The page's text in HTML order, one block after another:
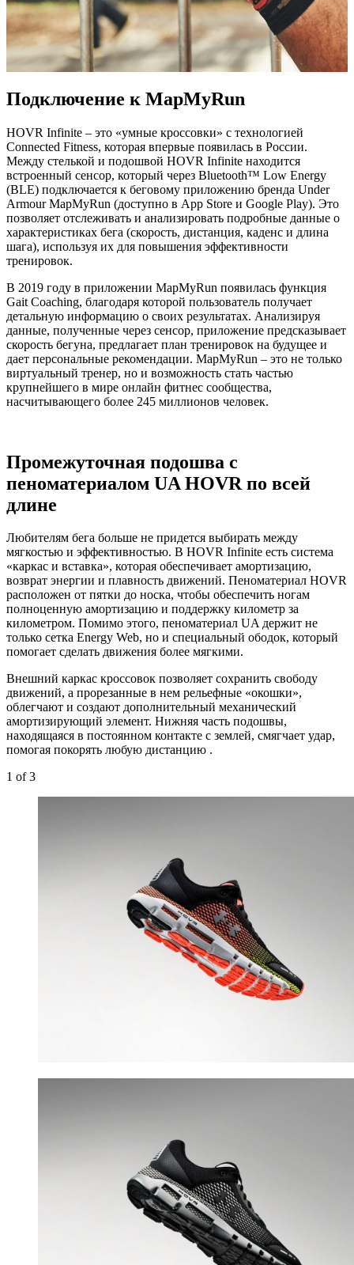
Подключение к MapMyRun
HOVR Infinite – это «умные кроссовки» с технологией
Connected Fitness, которая впервые появилась в России.
Между стелькой и подошвой HOVR Infinite находится
встроенный сенсор, который через Bluetooth™ Low Energy
(BLE) подключается к беговому приложению бренда Under
Armour MapMyRun (доступно в App Store и Google Play). Это
позволяет отслеживать и анализировать подробные данные о
характеристиках бега (скорость, дистанция, каденс и длина
шага), используя их для повышения эффективности
тренировок.
В 2019 году в приложении MapMyRun появилась функция
Gait Coaching, благодаря которой пользователь получает
детальную информацию о своих результатах. Анализируя
данные, полученные через сенсор, приложение предсказывает
скорость бегуна, предлагает план тренировок на будущее и
дает персональные рекомендации. MapMyRun – это не только
виртуальный тренер, но и возможность стать частью
крупнейшего в мире онлайн фитнес сообщества,
насчитывающего более 245 миллионов человек.
Промежуточная подошва с
пеноматериалом UA HOVR по всей
длине
Любителям бега больше не придется выбирать между
мягкостью и эффективностью. В HOVR Infinite есть система
«каркас и вставка», которая обеспечивает амортизацию,
возврат энергии и плавность движений. Пеноматериал HOVR
расположен от пятки до носка, чтобы обеспечить ногам
полноценную амортизацию и поддержку километр за
километром. Помимо этого, пеноматериал UA держит не
только сетка Energy Web, но и специальный ободок, который
помогает сделать движения более мягкими.
Внешний каркас кроссовок позволяет сохранить свободу
движений, а прорезанные в нем рельефные «окошки»,
облегчают и создают дополнительный механический
амортизирующий элемент. Нижняя часть подошвы,
находящаяся в постоянном контакте с землей, смягчает удар,
помогая покорять любую дистанцию .
1 of 3